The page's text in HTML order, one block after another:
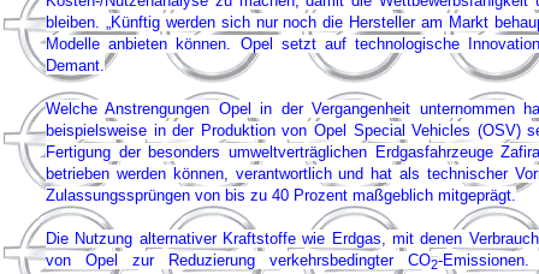
bleiben. „Künftig werden sich nur noch die Hersteller am Markt
Modelle anbieten können. Opel setzt auf technologische
Demant.
Welche Anstrengungen Opel in der Vergangenheit
beispielsweise in der Produktion von Opel Special Vehicles (OSV)
Fertigung der besonders umweltverträglichen Erdgasfahrzeuge
betrieben werden können, verantwortlich und hat als technischer
Zulassungssprüngen von bis zu 40 Prozent maßgeblich mitgeprägt.
Die Nutzung alternativer Kraftstoffe wie Erdgas, mit denen
von Opel zur Reduzierung verkehrsbedingter CO2-